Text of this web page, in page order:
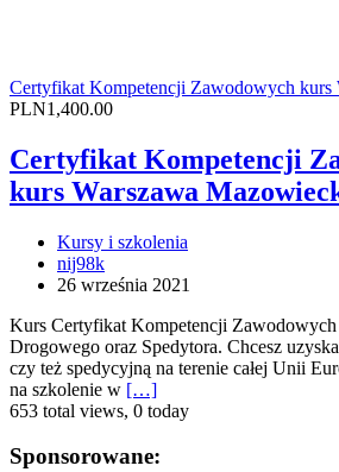
Certyfikat Kompetencji Zawodowych kurs
PLN1,400.00
Certyfikat Kompetencji
kurs Warszawa
Kursy i szkolenia
nij98k
26 września 2021
Kurs Certyfikat Kompetencji Zawodowych
Drogowego oraz Spedytora. Chcesz
czy też spedycyjną na terenie całej Unii
na szkolenie w […]
653 total views, 0 today
Sponsorowane: